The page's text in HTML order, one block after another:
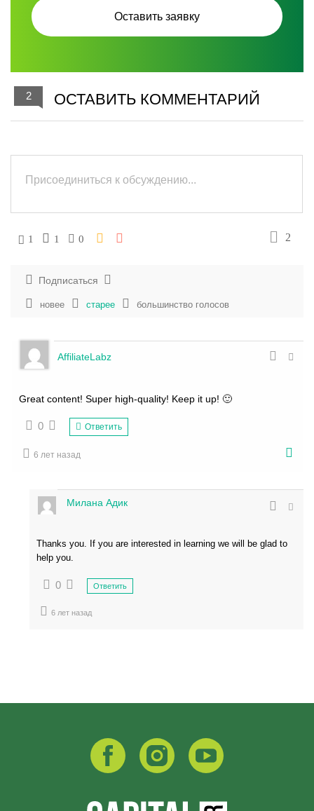
2 ОСТАВИТЬ КОММЕНТАРИЙ
1 1 0 2
Подписаться
новее старее большинство голосов
AffiliateLabz
Great content! Super high-quality! Keep it up! 🙂
0 Ответить
6 лет назад
Милана Адик
Thanks you. If you are interested in learning we will be glad to
help you.
0 Ответить
6 лет назад